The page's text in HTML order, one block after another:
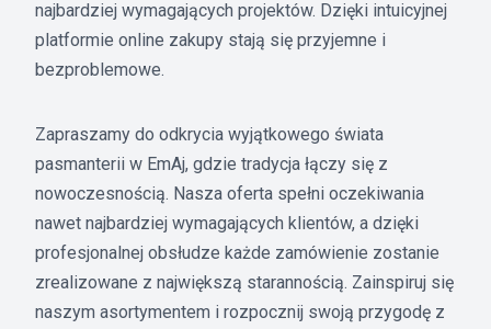
najbardziej wymagających projektów. Dzięki intuicyjnej
platformie online zakupy stają się przyjemne i
bezproblemowe.
Zapraszamy do odkrycia wyjątkowego świata
pasmanterii w EmAj, gdzie tradycja łączy się z
nowoczesnością. Nasza oferta spełni oczekiwania
nawet najbardziej wymagających klientów, a dzięki
profesjonalnej obsłudze każde zamówienie zostanie
zrealizowane z największą starannością. Zainspiruj się
naszym asortymentem i rozpocznij swoją przygodę z